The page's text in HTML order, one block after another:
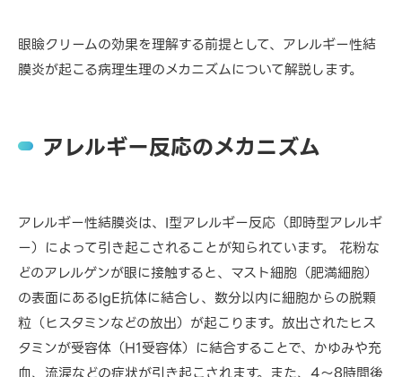
眼瞼クリームの効果を理解する前提として、アレルギー性結
膜炎が起こる病理生理のメカニズムについて解説します。
アレルギー反応のメカニズム
アレルギー性結膜炎は、I型アレルギー反応（即時型アレルギ
ー）によって引き起こされることが知られています。 花粉な
どのアレルゲンが眼に接触すると、マスト細胞（肥満細胞）
の表面にあるIgE抗体に結合し、数分以内に細胞からの脱顆
粒（ヒスタミンなどの放出）が起こります。放出されたヒス
タミンが受容体（H1受容体）に結合することで、かゆみや充